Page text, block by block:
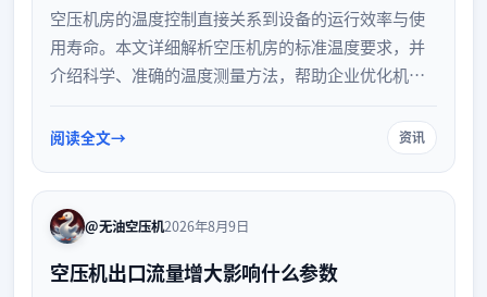
空压机房的温度控制直接关系到设备的运行效率与使
用寿命。本文详细解析空压机房的标准温度要求，并
介绍科学、准确的温度测量方法，帮助企业优化机房
阅读全文 资讯
@无油空压机2026年8月9日
空压机出口流量增大影响什么参数